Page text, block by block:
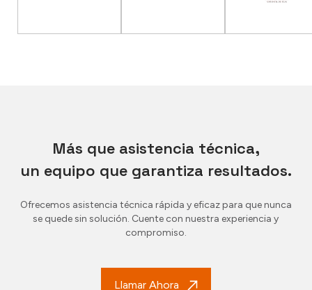
Más que asistencia técnica,
un equipo que garantiza resultados.
Ofrecemos asistencia técnica rápida y eficaz para que nunca
se quede sin solución. Cuente con nuestra experiencia y
compromiso.
Llamar Ahora